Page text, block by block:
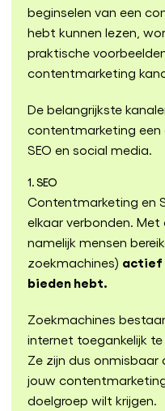
beginselen van een
hebt kunnen lezen,
praktische
contentmarketing
De belangrijkste
contentmarketing een
SEO en social media.
1. SEO
Contentmarketing en
elkaar verbonden.
namelijk mensen
zoekmachines) actief
bieden hebt.
Zoekmachines
internet toegankelijk
Ze zijn dus onmisbaar
jouw
doelgroep wilt krijgen.